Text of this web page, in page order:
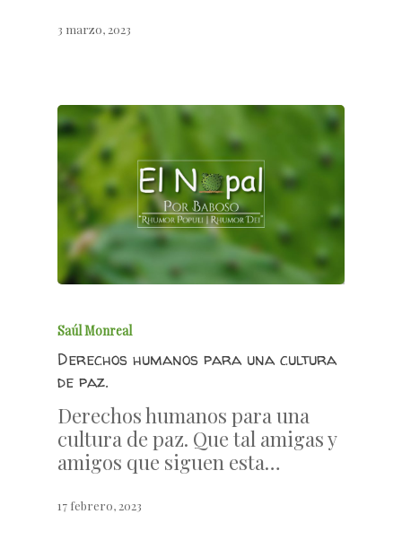
3 marzo, 2023
Saúl Monreal
Derechos humanos para una cultura
de paz.
Derechos humanos para una
cultura de paz. Que tal amigas y
amigos que siguen esta…
17 febrero, 2023